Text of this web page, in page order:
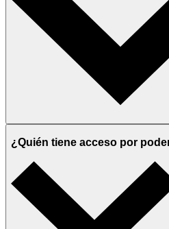
¿Quién tiene acceso por